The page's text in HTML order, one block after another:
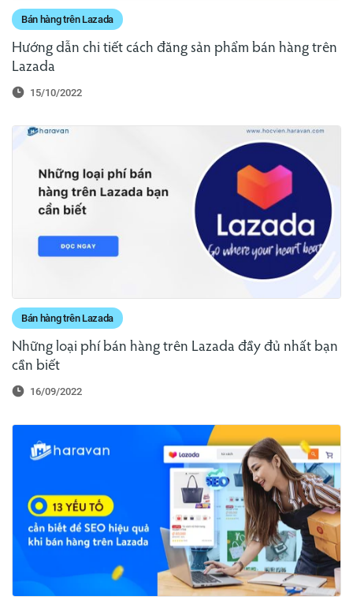
Bán hàng trên Lazada
Hướng dẫn chi tiết cách đăng sản phẩm bán hàng trên
Lazada
15/10/2022
Bán hàng trên Lazada
Những loại phí bán hàng trên Lazada đầy đủ nhất bạn
cần biết
16/09/2022